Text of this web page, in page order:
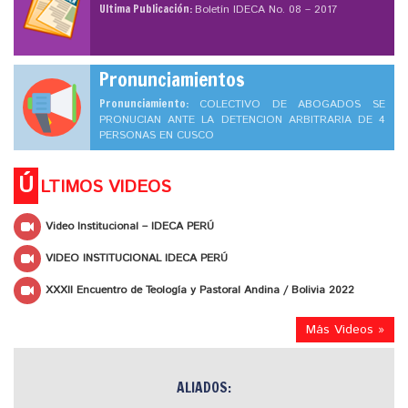
Ultima Publicación:Boletín IDECA No. 08 – 2017
Pronunciamientos
Pronunciamiento: COLECTIVO DE ABOGADOS SE
PRONUCIAN ANTE LA DETENCION ARBITRARIA DE 4
PERSONAS EN CUSCO
Ú LTIMOS VIDEOS
Video Institucional – IDECA PERÚ
VIDEO INSTITUCIONAL IDECA PERÚ
XXXII Encuentro de Teología y Pastoral Andina / Bolivia 2022
Más Videos »
ALIADOS: